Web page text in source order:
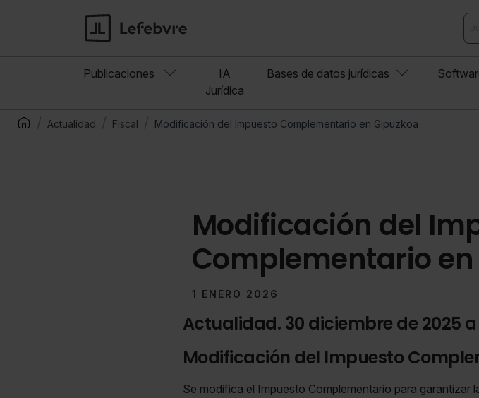
Publicaciones
IA
Jurídica
Bases de datos jurídicas
Actualidad Fiscal Modificación del Impuesto Complementario en Gipuzkoa
Modificación del
Complementario en
1 ENERO 2026
Actualidad. 30 diciembre de 2025 a
Modificación del Impuesto
Se modifica el Impuesto Complementario para